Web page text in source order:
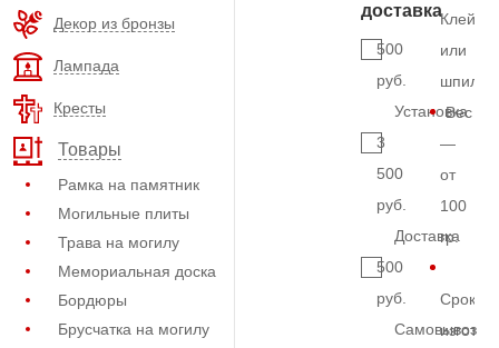
Декор из бронзы
Лампада
Кресты
Товары
Рамка на памятник
Могильные плиты
Трава на могилу
Мемориальная доска
Бордюры
Брусчатка на могилу
доставка
500
руб.
Установка
3
500
руб.
Доставка
500
руб.
Самовывоз
Клей
или
Вес
—
от
100
гр.
Срок